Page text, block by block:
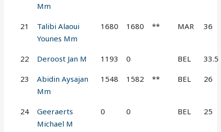
Mm
21
Talibi Alaoui
Younes Mm
1680 1680 ** MAR 36
22 Deroost Jan M 1193 0 BEL 33.5
23
Abidin Aysajan
Mm
1548 1582 ** BEL 26
24
Geeraerts
Michael M
0 0 BEL 25